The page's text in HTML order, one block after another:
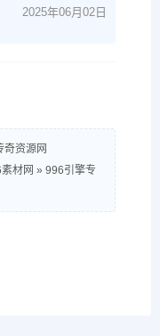
2025年06月02日
奇资源网
材网 » 996引擎专